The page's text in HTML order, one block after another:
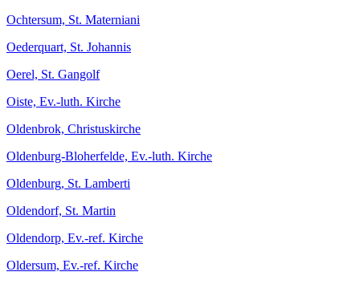
Ochtersum, St. Materniani
Oederquart, St. Johannis
Oerel, St. Gangolf
Oiste, Ev.-luth. Kirche
Oldenbrok, Christuskirche
Oldenburg-Bloherfelde, Ev.-luth. Kirche
Oldenburg, St. Lamberti
Oldendorf, St. Martin
Oldendorp, Ev.-ref. Kirche
Oldersum, Ev.-ref. Kirche